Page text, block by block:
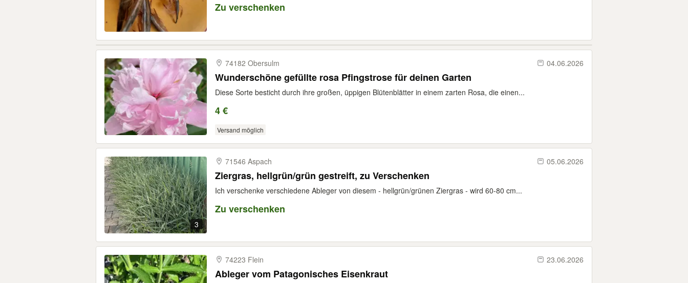
Zu verschenken
74182 Obersulm 04.06.2026
Wunderschöne gefüllte rosa Pfingstrose für deinen Garten
Diese Sorte besticht durch ihre großen, üppigen Blütenblätter in einem zarten Rosa, die einen...
4 €
Versand möglich
3
71546 Aspach 05.06.2026
Ziergras, hellgrün/grün gestreift, zu Verschenken
Ich verschenke verschiedene Ableger von diesem - hellgrün/grünen Ziergras - wird 60-80 cm...
Zu verschenken
74223 Flein 23.06.2026
Ableger vom Patagonisches Eisenkraut